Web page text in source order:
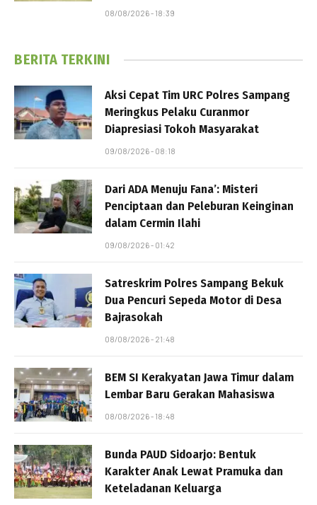
08/08/2026 - 18:39
BERITA TERKINI
Aksi Cepat Tim URC Polres Sampang
Meringkus Pelaku Curanmor
Diapresiasi Tokoh Masyarakat
09/08/2026 - 08:18
Dari ADA Menuju Fana’: Misteri
Penciptaan dan Peleburan Keinginan
dalam Cermin Ilahi
09/08/2026 - 01:42
Satreskrim Polres Sampang Bekuk
Dua Pencuri Sepeda Motor di Desa
Bajrasokah
08/08/2026 - 21:48
BEM SI Kerakyatan Jawa Timur dalam
Lembar Baru Gerakan Mahasiswa
08/08/2026 - 18:48
Bunda PAUD Sidoarjo: Bentuk
Karakter Anak Lewat Pramuka dan
Keteladanan Keluarga